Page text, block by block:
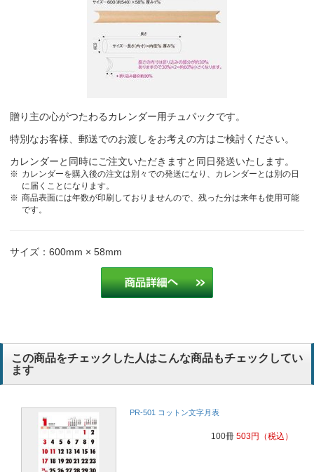
贈り主の心がつたわるカレンダー用チュパックです。
特別なお客様、郵送でのお渡しをお考えの方はご検討ください。
カレンダーと同時にご注文いただきますと同日発送いたします。
カレンダーを購入後の注文は別々での発送になり、カレンダーとは別の日
に届くことになります。
商品表面には年数が印刷しておりませんので、残った分は来年も使用可能
です。
サイズ：600mm × 58mm
この商品をチェックした人はこんな商品もチェックしてい
ます
PR-501 コットン文字月表
100冊 503円 （税込）